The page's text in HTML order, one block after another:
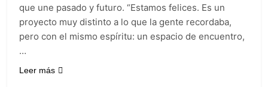
que une pasado y futuro. “Estamos felices. Es un
proyecto muy distinto a lo que la gente recordaba,
pero con el mismo espíritu: un espacio de encuentro,
…
Leer más